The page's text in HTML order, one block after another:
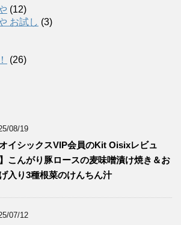
(12)
お試し (3)
(26)
08/19
オイシックスVIP会員のKit Oisixレビュ
こんがり豚ロースの麦味噌漬け焼き＆お
入り3種根菜のけんちん汁
07/12